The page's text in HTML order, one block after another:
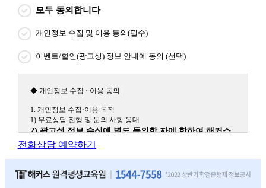
모두 동의합니다
개인정보 수집 및 이용 동의(필수)
이벤트/할인(광고성) 정보 안내에 동의 (선택)
◆ 개인정보 수집 · 이용 동의
1. 개인정보 수집·이용 목적
1) 무료상담 진행 및 문의 사항 응대
2) 광고성 정보 수신에 별도 동의한 자에 한하여 해커스
원격평생교육원을 비롯한 해커스 교육그룹의 새로운 서
(해커스교육그룹: 해커스인강, 해커스프랩, 해커스톡, 해커스중국
전화상담 예약하기